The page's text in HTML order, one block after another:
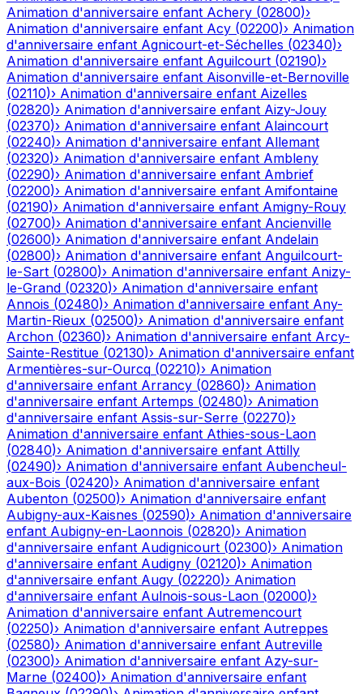
Animation d'anniversaire enfant Achery (02800)›
Animation d'anniversaire enfant Acy (02200)› Animation
d'anniversaire enfant Agnicourt-et-Séchelles (02340)›
Animation d'anniversaire enfant Aguilcourt (02190)›
Animation d'anniversaire enfant Aisonville-et-Bernoville
(02110)› Animation d'anniversaire enfant Aizelles
(02820)› Animation d'anniversaire enfant Aizy-Jouy
(02370)› Animation d'anniversaire enfant Alaincourt
(02240)› Animation d'anniversaire enfant Allemant
(02320)› Animation d'anniversaire enfant Ambleny
(02290)› Animation d'anniversaire enfant Ambrief
(02200)› Animation d'anniversaire enfant Amifontaine
(02190)› Animation d'anniversaire enfant Amigny-Rouy
(02700)› Animation d'anniversaire enfant Ancienville
(02600)› Animation d'anniversaire enfant Andelain
(02800)› Animation d'anniversaire enfant Anguilcourt-
le-Sart (02800)› Animation d'anniversaire enfant Anizy-
le-Grand (02320)› Animation d'anniversaire enfant
Annois (02480)› Animation d'anniversaire enfant Any-
Martin-Rieux (02500)› Animation d'anniversaire enfant
Archon (02360)› Animation d'anniversaire enfant Arcy-
Sainte-Restitue (02130)› Animation d'anniversaire enfant
Armentières-sur-Ourcq (02210)› Animation
d'anniversaire enfant Arrancy (02860)› Animation
d'anniversaire enfant Artemps (02480)› Animation
d'anniversaire enfant Assis-sur-Serre (02270)›
Animation d'anniversaire enfant Athies-sous-Laon
(02840)› Animation d'anniversaire enfant Attilly
(02490)› Animation d'anniversaire enfant Aubencheul-
aux-Bois (02420)› Animation d'anniversaire enfant
Aubenton (02500)› Animation d'anniversaire enfant
Aubigny-aux-Kaisnes (02590)› Animation d'anniversaire
enfant Aubigny-en-Laonnois (02820)› Animation
d'anniversaire enfant Audignicourt (02300)› Animation
d'anniversaire enfant Audigny (02120)› Animation
d'anniversaire enfant Augy (02220)› Animation
d'anniversaire enfant Aulnois-sous-Laon (02000)›
Animation d'anniversaire enfant Autremencourt
(02250)› Animation d'anniversaire enfant Autreppes
(02580)› Animation d'anniversaire enfant Autreville
(02300)› Animation d'anniversaire enfant Azy-sur-
Marne (02400)› Animation d'anniversaire enfant